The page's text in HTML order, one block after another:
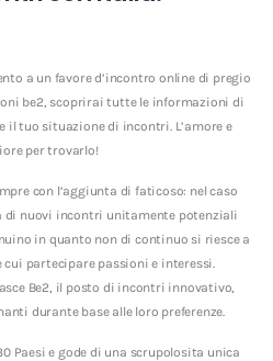
a un favore d’incontro online di pregio
be2, scoprirai tutte le informazioni di
tuo situazione di incontri. L’amore e
per trovarlo!
con l’aggiunta di faticoso: nel caso
di nuovi incontri unitamente potenziali
in quanto non di continuo si riesce a
partecipare passioni e interessi.
Be2, il posto di incontri innovativo,
durante base alle loro preferenze.
Paesi e gode di una scrupolosita unica